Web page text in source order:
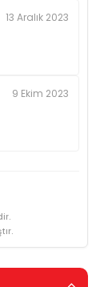
13 Aralık 2023
9 Ekim 2023